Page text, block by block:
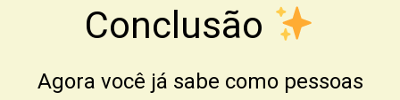
Conclusão
Agora você já sabe como pessoas